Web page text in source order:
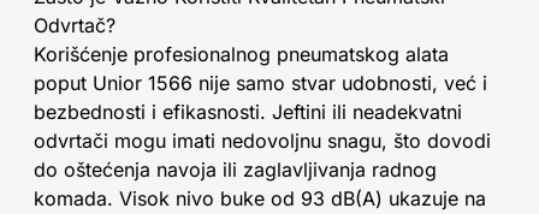
Odvrtač?
Korišćenje profesionalnog pneumatskog alata
poput Unior 1566 nije samo stvar udobnosti, već i
bezbednosti i efikasnosti. Jeftini ili neadekvatni
odvrtači mogu imati nedovoljnu snagu, što dovodi
do oštećenja navoja ili zaglavljivanja radnog
komada. Visok nivo buke od 93 dB(A) ukazuje na